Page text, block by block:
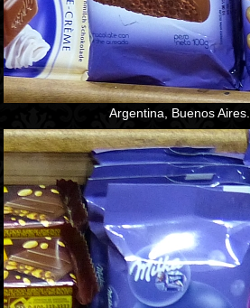
Argentina, Buenos Aires.